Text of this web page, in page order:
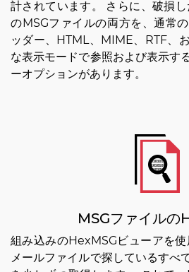
計されています。 さらに、破損
のMSGファイルの両方を、通常
ッダー、HTML、MIME、RTF、
な表示モードで参照および表示す
ーオプションがあります。
MSGファイルの
組み込みのHexMSGビューアを
メールファイルで探しているすべ